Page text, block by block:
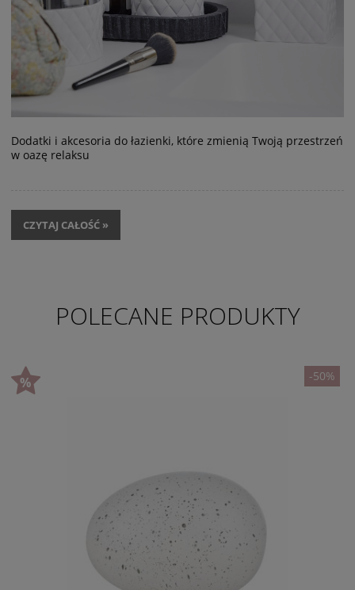
Dodatki i akcesoria do łazienki, które zmienią Twoją przestrzeń
w oazę relaksu
CZYTAJ CAŁOŚĆ »
POLECANE PRODUKTY
-50%